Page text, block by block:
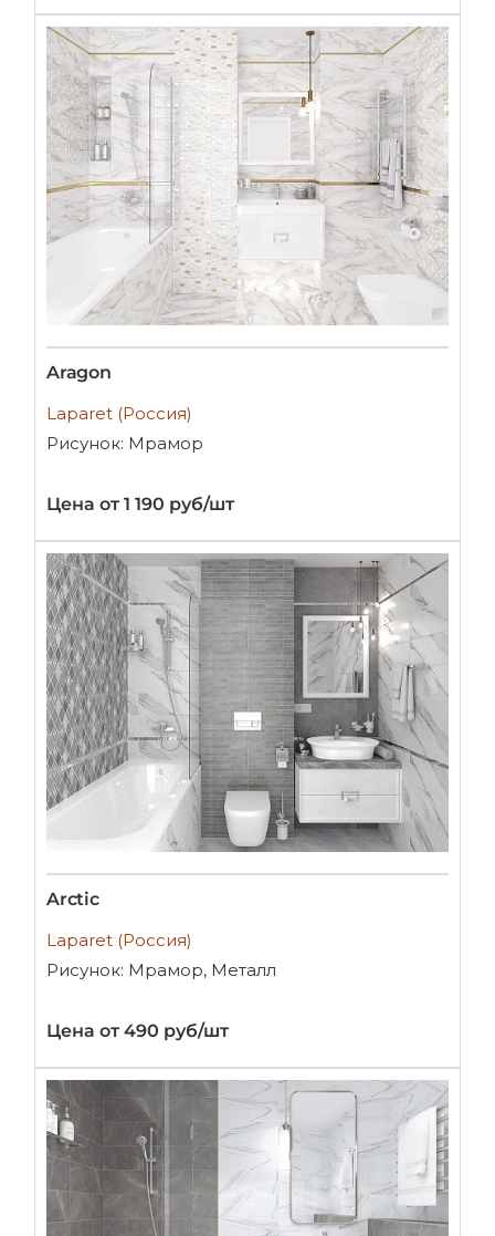
Aragon
Laparet (Россия)
Рисунок: Мрамор
Цена от 1 190 руб/шт
Arctic
Laparet (Россия)
Рисунок: Мрамор, Металл
Цена от 490 руб/шт